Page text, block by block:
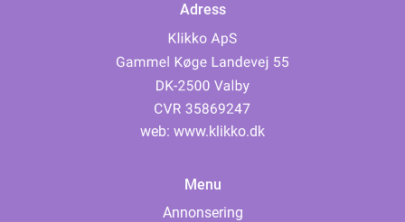
Adress
web: www.klikko.dk
Menu
Annonsering